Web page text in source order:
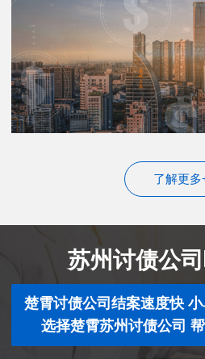
了解更多
苏州讨债公
楚霄讨债公司结案速度快
选择楚霄苏州讨债公司